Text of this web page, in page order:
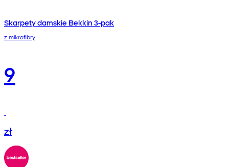
Skarpety damskie Bekkin 3-pak
z mikrofibry
9
zł